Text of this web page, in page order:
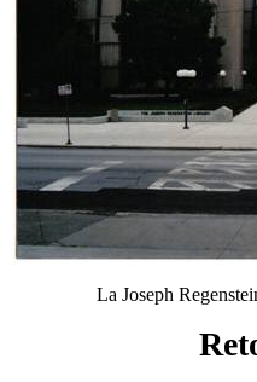
La Joseph